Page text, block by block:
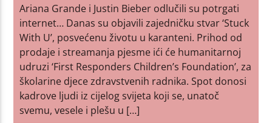
Ariana Grande i Justin Bieber odlučili su potrgati
internet… Danas su objavili zajedničku stvar ‘Stuck
With U’, posvećenu životu u karanteni. Prihod od
prodaje i streamanja pjesme ići će humanitarnoj
udruzi ‘First Responders Children’s Foundation’, za
školarine djece zdravstvenih radnika. Spot donosi
kadrove ljudi iz cijelog svijeta koji se, unatoč
svemu, vesele i plešu u […]